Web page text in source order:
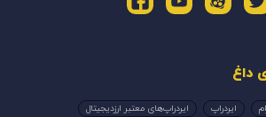
داغ
ایردراپ
ایردراپ‌های معتبر ارزدیجیتال